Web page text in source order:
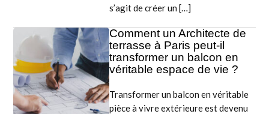
s’agit de créer un […]
Comment un Architecte de
terrasse à Paris peut-il
transformer un balcon en
véritable espace de vie ?
Transformer un balcon en véritable
pièce à vivre extérieure est devenu